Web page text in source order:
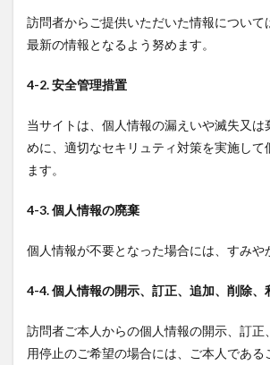
訪問者からご提供いただいた情報について
最新の情報となるよう努めます。
4-2. 安全管理措置
当サイトは、個人情報の漏えいや滅失又は
めに、適切なセキリュティ対策を実施して
ます。
4-3. 個人情報の廃棄
個人情報が不要となった場合には、すみや
4-4. 個人情報の開示、訂正、追加、削除、
訪問者ご本人からの個人情報の開示、訂正
用停止のご希望の場合には、ご本人である